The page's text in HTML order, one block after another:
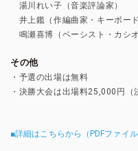
湯川れい子（音楽評論家）
井上鑑（作編曲家・キーボード
鳴瀬喜博（ベーシスト・カシ
その他
・予選の出場は無料
・決勝大会は出場料25,000円（
■詳細はこちらから（PDFファイル